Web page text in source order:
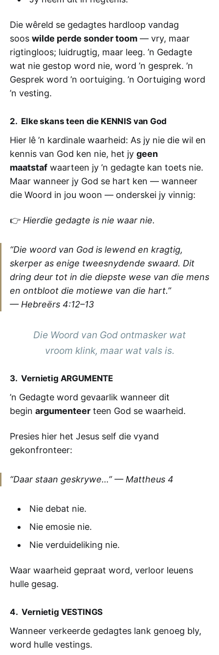
Die wêreld se gedagtes hardloop vandag
soos wilde perde sonder toom — vry, maar
rigtingloos; luidrugtig, maar leeg. ’n Gedagte
wat nie gestop word nie, word ’n gesprek. ’n
Gesprek word ’n oortuiging. ’n Oortuiging word
’n vesting.
2. Elke skans teen die KENNIS van God
Hier lê ’n kardinale waarheid: As jy nie die wil en
kennis van God ken nie, het jy geen
maatstaf waarteen jy ’n gedagte kan toets nie.
Maar wanneer jy God se hart ken — wanneer
die Woord in jou woon — onderskei jy vinnig:
👉 Hierdie gedagte is nie waar nie.
“Die woord van God is lewend en kragtig,
skerper as enige tweesnydende swaard. Dit
dring deur tot in die diepste wese van die mens
en ontbloot die motiewe van die hart.”
— Hebreërs 4:12–13
Die Woord van God ontmasker wat
vroom klink, maar wat vals is.
3. Vernietig ARGUMENTE
’n Gedagte word gevaarlik wanneer dit
begin argumenteer teen God se waarheid.
Presies hier het Jesus self die vyand
gekonfronteer:
“Daar staan geskrywe…” — Mattheus 4
Nie debat nie.
Nie emosie nie.
Nie verduideliking nie.
Waar waarheid gepraat word, verloor leuens
hulle gesag.
4. Vernietig VESTINGS
Wanneer verkeerde gedagtes lank genoeg bly,
word hulle vestings.